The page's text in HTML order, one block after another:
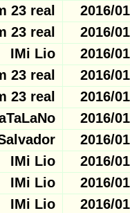
23 real
23 real
IMi Lio
23 real
23 real
IMi Lio
IMi Lio
IMi Lio